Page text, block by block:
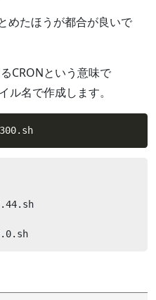
めたほうが都合が良いで
CRONという意味で
ル名で作成します。